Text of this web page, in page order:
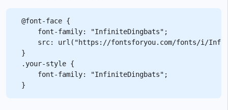
@font-face {
    font-family: "InfiniteDingbats";
src: url("https://fontsforyou.com/fonts/i/
}
.your-style {
    font-family: "InfiniteDingbats";